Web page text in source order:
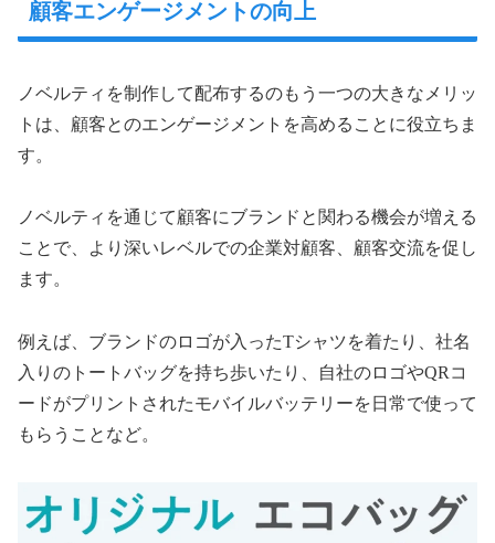
顧客エンゲージメントの向上
ノベルティを制作して配布するのもう一つの大きなメリッ
トは、顧客とのエンゲージメントを高めることに役立ちま
す。
ノベルティを通じて顧客にブランドと関わる機会が増える
ことで、より深いレベルでの企業対顧客、顧客交流を促し
ます。
例えば、ブランドのロゴが入ったTシャツを着たり、社名
入りのトートバッグを持ち歩いたり、自社のロゴやQRコ
ードがプリントされたモバイルバッテリーを日常で使って
もらうことなど。